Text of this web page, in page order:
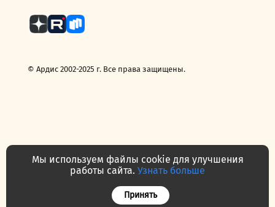
© Ардис 2002-2025 г. Все права защищены.
Договор — публичная оферта
Мы используем файлы cookie для улучшения
работы сайта. Узнать больше
Принять